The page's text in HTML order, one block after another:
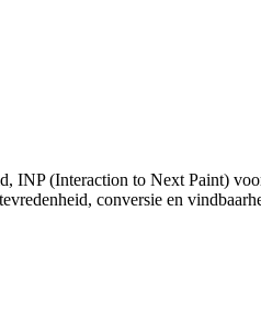
INP (Interaction to Next Paint)
conversie en